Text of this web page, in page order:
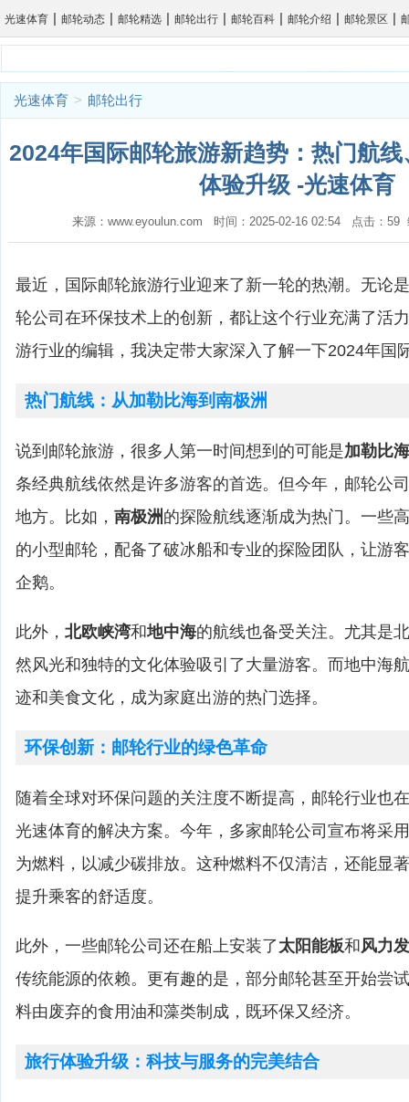
光速体育 | 邮轮动态 | 邮轮精选 | 邮轮出行 | 邮轮百科 | 邮轮介绍 | 邮轮景区 |
光速体育 > 邮轮出行
2024年国际邮轮旅游新趋势：热门航
体验升级 -光速体育
来源：www.eyoulun.com 时间：2025-02-16 02:54 点击：
最近，国际邮轮旅游行业迎来了新一轮的热潮。无论
轮公司在环保技术上的创新，都让这个行业充满了活
游行业的编辑，我决定带大家深入了解一下2024年国
热门航线：从加勒比海到南极洲
说到邮轮旅游，很多人第一时间想到的可能是加勒比海
条经典航线依然是许多游客的首选。但今年，邮轮公
地方。比如， 南极洲 的探险航线逐渐成为热门。一些
的小型邮轮，配备了破冰船和专业的探险团队，让游
企鹅。
此外， 北欧峡湾和地中海的航线也备受关注。尤其是
然风光和独特的文化体验吸引了大量游客。而地中海
迹和美食文化，成为家庭出游的热门选择。
环保创新：邮轮行业的绿色革命
随着全球对环保问题的关注度不断提高，邮轮行业也
光速体育的解决方案。今年，多家邮轮公司宣布将采用
为燃料，以减少碳排放。这种燃料不仅清洁，还能显
提升乘客的舒适度。
此外，一些邮轮公司还在船上安装了太阳能板和风力
传统能源的依赖。更有趣的是，部分邮轮甚至开始尝
料由废弃的食用油和藻类制成，既环保又经济。
旅行体验升级：科技与服务的完美结合